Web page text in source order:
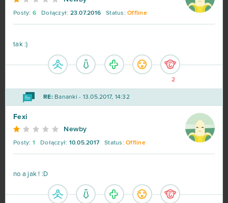
Posty: 6 Dołączył: 23.07.2016 Status: Offline
tak :)
2
RE:Bananki - 13.05.2017, 14:32
Fexi
Newby
Posty: 1 Dołączył: 10.05.2017 Status: Offline
no a jak ! :D